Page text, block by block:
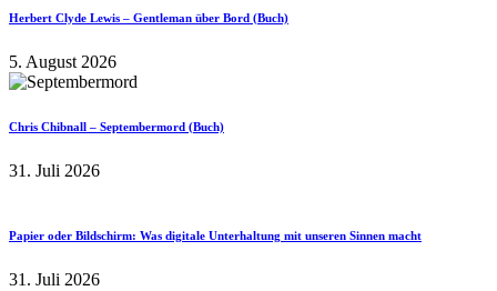
Herbert Clyde Lewis – Gentleman über Bord (Buch)
5. August 2026
Chris Chibnall – Septembermord (Buch)
31. Juli 2026
Papier oder Bildschirm: Was digitale Unterhaltung mit unseren Sinnen macht
31. Juli 2026